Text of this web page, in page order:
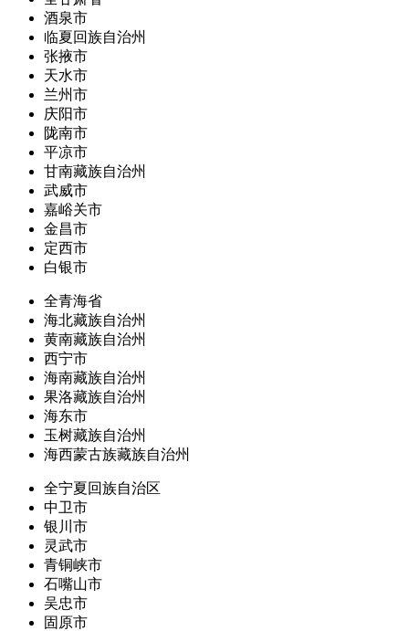
酒泉市
临夏回族自治州
张掖市
天水市
兰州市
庆阳市
陇南市
平凉市
甘南藏族自治州
武威市
嘉峪关市
金昌市
定西市
白银市
全青海省
海北藏族自治州
黄南藏族自治州
西宁市
海南藏族自治州
果洛藏族自治州
海东市
玉树藏族自治州
海西蒙古族藏族自治州
全宁夏回族自治区
中卫市
银川市
灵武市
青铜峡市
石嘴山市
吴忠市
固原市